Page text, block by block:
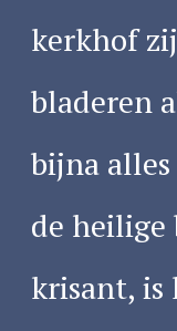
kerkhof
bladeren
bijna
de heilige
krisant, is